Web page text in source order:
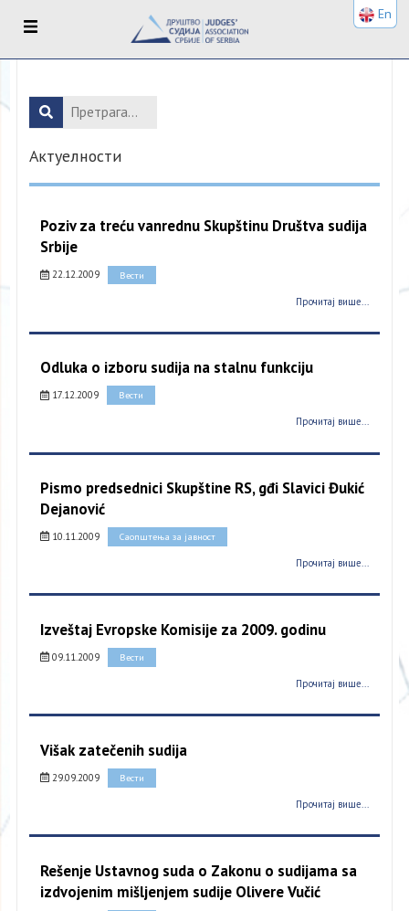
Актуелности
Poziv za treću vanrednu Skupštinu Društva sudija
Srbije
22.12.2009 Вести
Прочитај више...
Odluka o izboru sudija na stalnu funkciju
17.12.2009 Вести
Прочитај више...
Pismo predsednici Skupštine RS, gđi Slavici Đukić
Dejanović
10.11.2009 Саопштења за јавност
Прочитај више...
Izveštaj Evropske Komisije za 2009. godinu
09.11.2009 Вести
Прочитај више...
Višak zatečenih sudija
29.09.2009 Вести
Прочитај више...
Rešenje Ustavnog suda o Zakonu o sudijama sa
izdvojenim mišljenjem sudije Olivere Vučić
En